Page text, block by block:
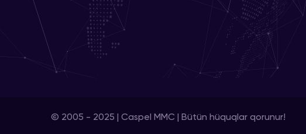
© 2005 - 2025 | Caspel MMC | Bütün hüquqlar qorunur!